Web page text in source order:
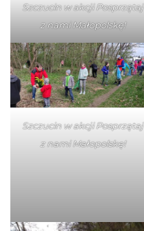
Szczucin w akcji Posprzątaj
z nami Małopolskę!
Szczucin w akcji Posprzątaj
z nami Małopolskę!